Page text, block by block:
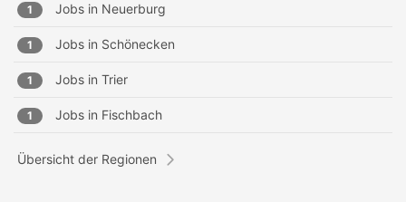
1 Jobs in Neuerburg
1 Jobs in Schönecken
1 Jobs in Trier
1 Jobs in Fischbach
Übersicht der Regionen